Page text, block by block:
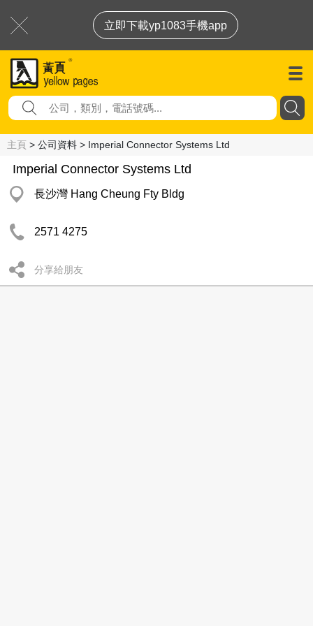
立即下載yp1083手機app
主頁 > 公司資料 > Imperial Connector Systems Ltd
Imperial Connector Systems Ltd
長沙灣 Hang Cheung Fty Bldg
2571 4275
分享給朋友